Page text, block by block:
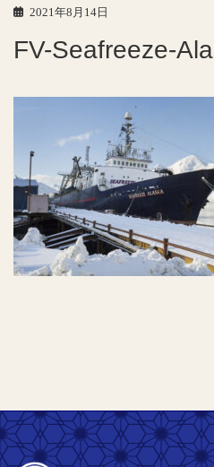
2021年8月14日
FV-Seafreeze-